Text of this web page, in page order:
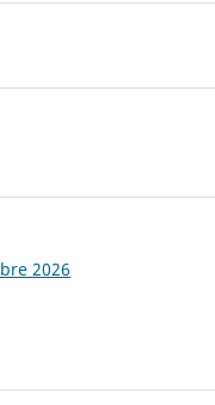
2026